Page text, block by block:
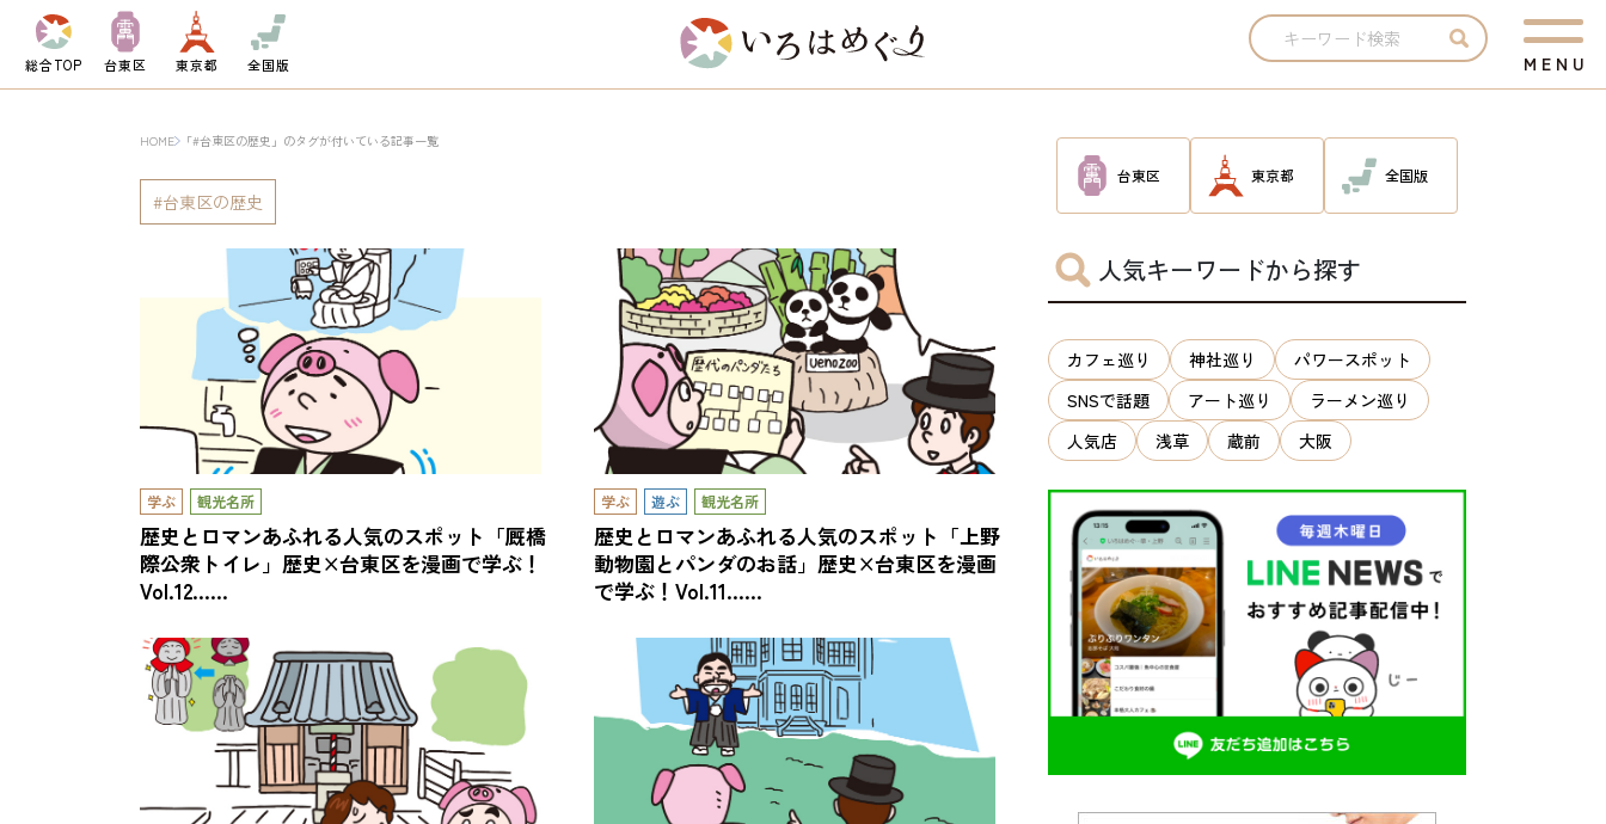
総合TOP 台東区 東京都 全国版 M E N U
HOME 「#台東区の歴史」のタグが付いている記事一覧
台東区の歴史
学ぶ 観光名所
歴史とロマンあふれる人気のスポット「厩橋
際公衆トイレ」歴史×台東区を漫画で学ぶ！
Vol.12……
学ぶ 遊ぶ 観光名所
歴史とロマンあふれる人気のスポット「上野
動物園とパンダのお話」歴史×台東区を漫画
で学ぶ！Vol.11……
台東区 東京都 全国版
人気キーワードから探す
カフェ巡り 神社巡り
パワースポット
SNSで話題
アート巡り
ラーメン巡り
人気店
浅草 蔵前 大阪